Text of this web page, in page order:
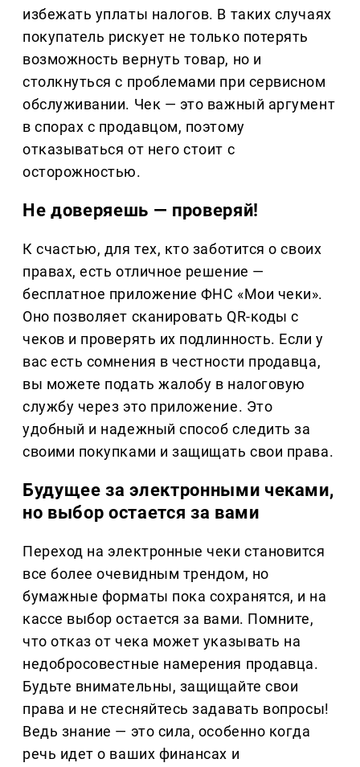
избежать уплаты налогов. В таких случаях
покупатель рискует не только потерять
возможность вернуть товар, но и
столкнуться с проблемами при сервисном
обслуживании. Чек — это важный аргумент
в спорах с продавцом, поэтому
отказываться от него стоит с
осторожностью.
Не доверяешь — проверяй!
К счастью, для тех, кто заботится о своих
правах, есть отличное решение —
бесплатное приложение ФНС «Мои чеки».
Оно позволяет сканировать QR-коды с
чеков и проверять их подлинность. Если у
вас есть сомнения в честности продавца,
вы можете подать жалобу в налоговую
службу через это приложение. Это
удобный и надежный способ следить за
своими покупками и защищать свои права.
Будущее за электронными чеками,
но выбор остается за вами
Переход на электронные чеки становится
все более очевидным трендом, но
бумажные форматы пока сохранятся, и на
кассе выбор остается за вами. Помните,
что отказ от чека может указывать на
недобросовестные намерения продавца.
Будьте внимательны, защищайте свои
права и не стесняйтесь задавать вопросы!
Ведь знание — это сила, особенно когда
речь идет о ваших финансах и